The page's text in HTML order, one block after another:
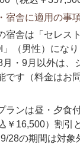
宿舎に適用の事項
宿舎は「セレス
」（男性）になり
・9月以外は、
です（料金はお
ランは昼・夕食
￥16,500）割引
28の期間は対象